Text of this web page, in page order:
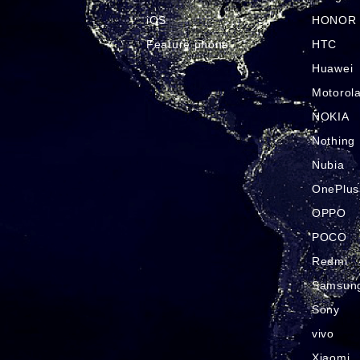
iOS
Feature phone
HONOR
HTC
Huawei
NOKIA
Nothing
Nubia
OnePlus
OPPO
POCO
Redmi
Sony
vivo